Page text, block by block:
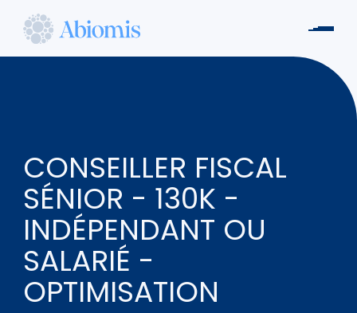
Abiomis
CONSEILLER FISCAL
SÉNIOR - 130K -
INDÉPENDANT OU
SALARIÉ -
OPTIMISATION